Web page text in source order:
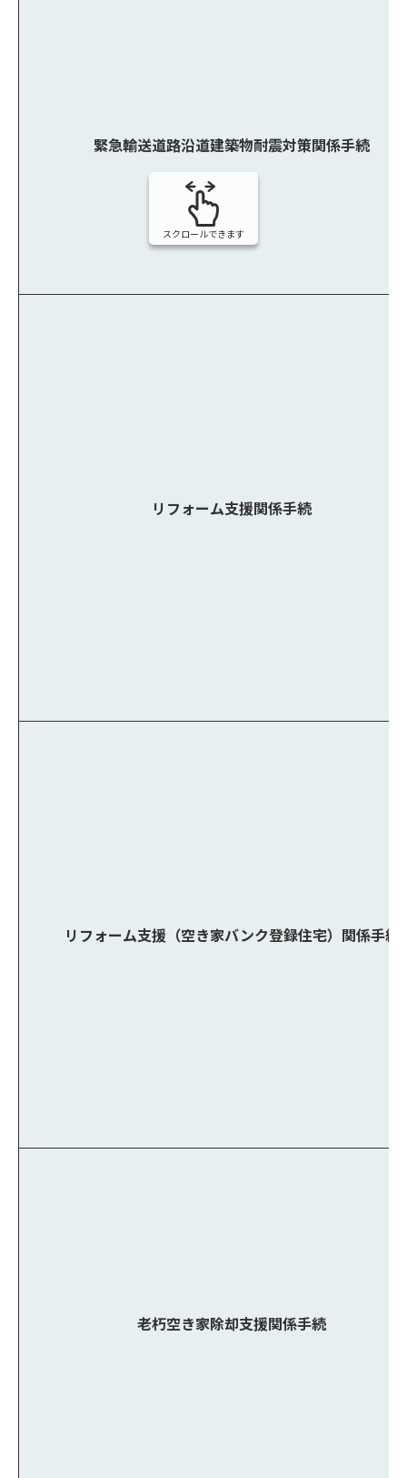
緊急輸送道路沿道建築物耐震対策関係手続
リフォーム支援関係手続
リフォーム支援（空き家バンク登録住宅）関係手続
老朽空き家除却支援関係手続
スクロールできます